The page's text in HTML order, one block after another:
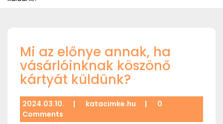
Mi az előnye annak, ha
vásárlóinknak köszönő
kártyát küldünk?
2024.03.10. | katacimke.hu |
0
Comments